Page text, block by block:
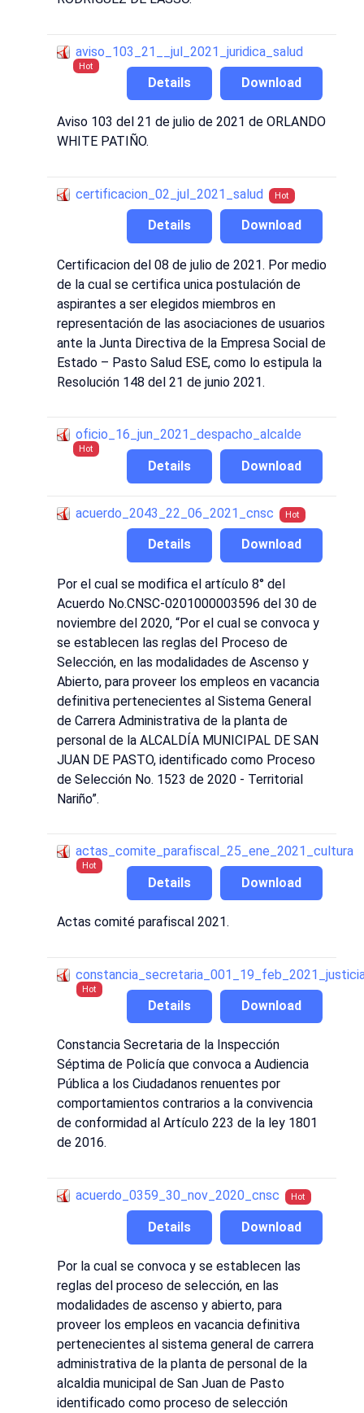
aviso_103_21__jul_2021_juridica_salud
Hot
Download
Details
Aviso 103 del 21 de julio de 2021 de ORLANDO
WHITE PATIÑO.
certificacion_02_jul_2021_salud Hot
Download
Details
Certificacion del 08 de julio de 2021. Por medio
de la cual se certifica unica postulación de
aspirantes a ser elegidos miembros en
representación de las asociaciones de usuarios
ante la Junta Directiva de la Empresa Social de
Estado – Pasto Salud ESE, como lo estipula la
Resolución 148 del 21 de junio 2021.
oficio_16_jun_2021_despacho_alcalde
Hot
Download
Details
acuerdo_2043_22_06_2021_cnsc Hot
Download
Details
Por el cual se modifica el artículo 8° del
Acuerdo No.CNSC-0201000003596 del 30 de
noviembre del 2020, “Por el cual se convoca y
se establecen las reglas del Proceso de
Selección, en las modalidades de Ascenso y
Abierto, para proveer los empleos en vacancia
definitiva pertenecientes al Sistema General
de Carrera Administrativa de la planta de
personal de la ALCALDÍA MUNICIPAL DE SAN
JUAN DE PASTO, identificado como Proceso
de Selección No. 1523 de 2020 - Territorial
Nariño”.
actas_comite_parafiscal_25_ene_2021_cultura
Hot
Download
Details
Actas comité parafiscal 2021.
Hot
Download
Details
Constancia Secretaria de la Inspección
Séptima de Policía que convoca a Audiencia
Pública a los Ciudadanos renuentes por
comportamientos contrarios a la convivencia
de conformidad al Artículo 223 de la ley 1801
de 2016.
acuerdo_0359_30_nov_2020_cnsc Hot
Download
Details
Por la cual se convoca y se establecen las
reglas del proceso de selección, en las
modalidades de ascenso y abierto, para
proveer los empleos en vacancia definitiva
pertenecientes al sistema general de carrera
administrativa de la planta de personal de la
alcaldia municipal de San Juan de Pasto
identificado como proceso de selección